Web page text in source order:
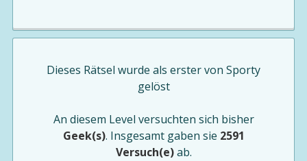
Dieses Rätsel wurde als erster von Sporty
gelöst
An diesem Level versuchten sich bisher
Geek(s). Insgesamt gaben sie 2591
Versuch(e)ab.